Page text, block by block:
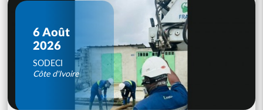
6 Août
2026
SODECI
Côte d'Ivoire